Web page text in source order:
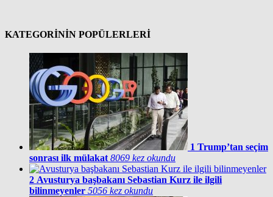
KATEGORİNİN POPÜLERLERİ
1 Trump’tan seçim
sonrası ilk mülakat 8069 kez okundu
2 Avusturya başbakanı Sebastian Kurz ile ilgili
bilinmeyenler 5056 kez okundu